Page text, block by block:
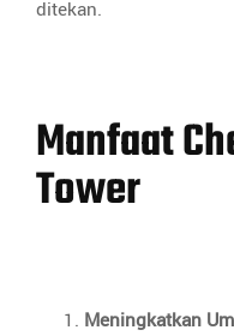
ditekan.
Manfaat
Tower
Meningkatkan